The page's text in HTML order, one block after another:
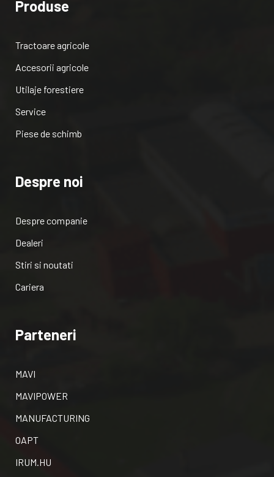
Produse
Tractoare agricole
Accesorii agricole
Utilaje forestiere
Service
Piese de schimb
Despre noi
Despre companie
Dealeri
Stiri si noutati
Cariera
Parteneri
MAVI
MAVIPOWER
MANUFACTURING
OAPT
IRUM.HU